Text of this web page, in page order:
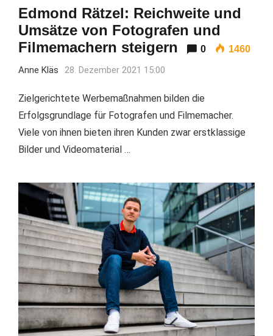
Edmond Rätzel: Reichweite und
Umsätze von Fotografen und
Filmemachern steigern
0 1460
Anne Kläs 28. Dezember 2021 15:00
Zielgerichtete Werbemaßnahmen bilden die
Erfolgsgrundlage für Fotografen und Filmemacher.
Viele von ihnen bieten ihren Kunden zwar erstklassige
Bilder und Videomaterial …